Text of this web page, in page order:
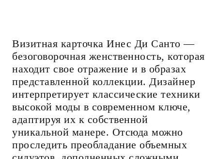
Визитная карточка Инес Ди Санто —
безоговорочная женственность, которая
находит свое отражение и в образах
представленной коллекции. Дизайнер
интерпретирует классические техники
высокой моды в современном ключе,
адаптируя их к собственной
уникальной манере. Отсюда можно
проследить преобладание объемных